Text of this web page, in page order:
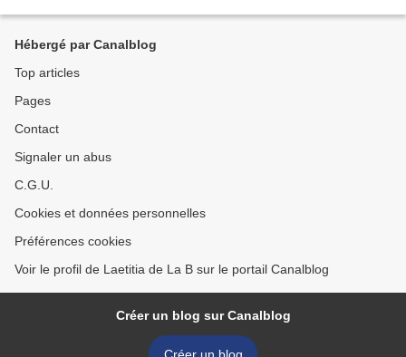
Hébergé par Canalblog
Top articles
Pages
Contact
Signaler un abus
C.G.U.
Cookies et données personnelles
Préférences cookies
Voir le profil de Laetitia de La B sur le portail Canalblog
Créer un blog sur Canalblog